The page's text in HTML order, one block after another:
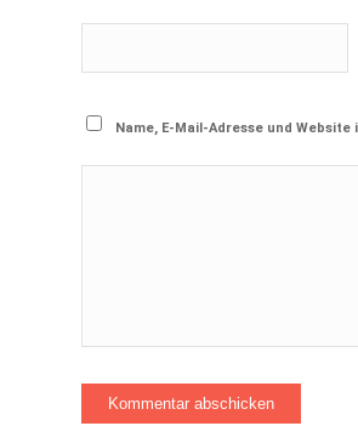
Name, E-Mail-Adresse und